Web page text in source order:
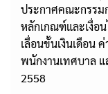
ประกาศคณะกรรม
หลักเกณฑ์และเงื่อน
เลื่อนขั้นเงินเดือน
พนักงานเทศบาล
2558